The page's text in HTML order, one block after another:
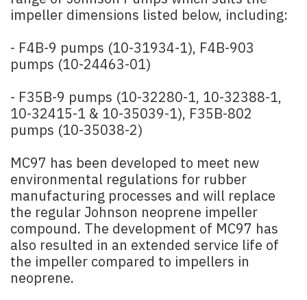
impeller dimensions listed below, including:
- F4B-9 pumps (10-31934-1), F4B-903
pumps (10-24463-01)
- F35B-9 pumps (10-32280-1, 10-32388-1,
10-32415-1 & 10-35039-1), F35B-802
pumps (10-35038-2)
MC97 has been developed to meet new
environmental regulations for rubber
manufacturing processes and will replace
the regular Johnson neoprene impeller
compound. The development of MC97 has
also resulted in an extended service life of
the impeller compared to impellers in
neoprene.